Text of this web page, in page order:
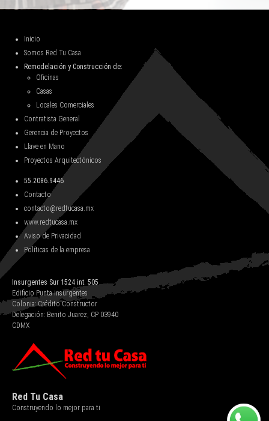
Inicio
Somos Red Tu Casa
Remodelación y Construcción de:
Oficinas
Casas
Locales Comerciales
Contratista General
Gerencia de Proyectos
Llave en Mano
Proyectos Arquitectónicos
55.2086.9446
Contacto
contacto@redtucasa.mx
www.redtucasa.mx
Aviso de Privacidad
Políticas de la empresa
Insurgentes Sur 1524 int. 505
Edificio Punta insurgentes
Colonia: Crédito Constructor
Delegación: Benito Juarez, CP 03940
CDMX
Red Tu Casa
Construyendo lo mejor para ti